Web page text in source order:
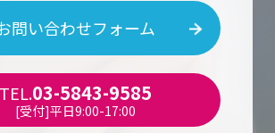
問い合わせフォーム
TEL.03-5843-9585
[受付]平日9:00-17:00